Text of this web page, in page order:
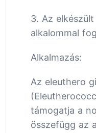
3. Az
alkalommal
Alkalmazás:
Az eleuthero
támogatja a
összefügg az